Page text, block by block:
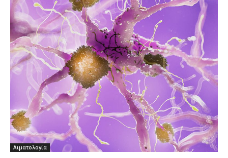
Αιματολογία